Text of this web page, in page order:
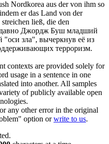
Nordkorea aus der von ihm so
er das Land von der
streichen ließ, die den
Джордж Буш младший
"оси зла", вычеркнув её из
терроризм.
contexts are provided solely for
usage in a sentence in one
into another. All samples
of publicly available open
any other error in the original
option orwrite to us.